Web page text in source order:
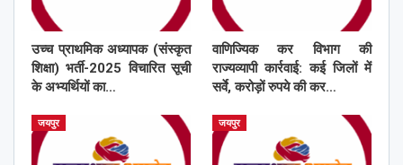
उच्च प्राथमिक अध्यापक (संस्कृत
शिक्षा) भर्ती-2025 विचारित सूची
के अभ्यर्थियों का…
वाणिज्यिक कर विभाग की
राज्यव्यापी कार्रवाई: कई जिलों में
सर्वे, करोड़ों रुपये की कर…
जयपुर जयपुर